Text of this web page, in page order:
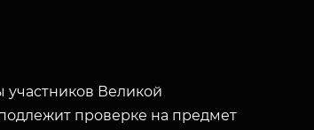
Великой
проверке на предмет